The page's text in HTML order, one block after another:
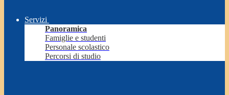
Servizi
Panoramica
Famiglie e studenti
Personale scolastico
Percorsi di studio